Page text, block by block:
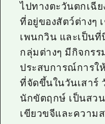
ไปทางตะวันตกเฉีย
ที่อยู่ของสัตว์ต่างๆ
เพนกวิน และเป็น
กลุ่มต่างๆ มีกิจกร
ประสบการณ์การใ
ที่จัดขึ้นในวันเสาร์
นักขัตฤกษ์ เป็นสว
เขียวขจีและความ